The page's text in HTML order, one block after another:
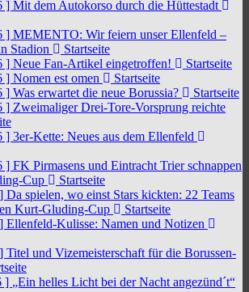
] Mit dem Autokorso durch die Hüttestadt
] MEMENTO: Wir feiern unser Ellenfeld –
Stadion
Startseite
] Neue Fan-Artikel eingetroffen!
Startseite
] Nomen est omen
Startseite
] Was erwartet die neue Borussia?
Startseite
] Zweimaliger Drei-Tore-Vorsprung reichte
] 3er-Kette: Neues aus dem Ellenfeld
] FK Pirmasens und Eintracht Trier schnappen
Cup
Startseite
Da spielen, wo einst Stars kickten: 22 Teams
Kurt-Gluding-Cup
Startseite
Ellenfeld-Kulisse: Namen und Notizen
Titel und Vizemeisterschaft für die Borussen-
] „Ein helles Licht bei der Nacht angezünd´t“